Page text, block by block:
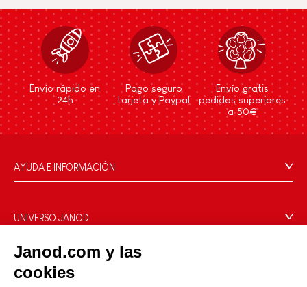
Janod.com y las
cookies
Envío rápido en
24h
Pago seguro
tarjeta y Paypal
Envío gratis
pedidos superiores
a 50€
AYUDA E INFORMACIÓN
Preguntas más frecuentes
Tiendas
Retirada de productos
UNIVERSO JANOD
NUESTROS SERVICIOS